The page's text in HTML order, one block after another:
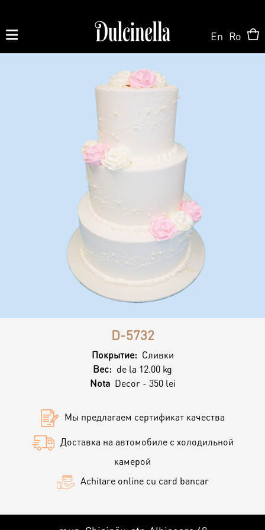
Produse la comandă:
062 10 02 11|060 02 58 58
На Заказ
На Заказ
Торт на заказ
Персонализированный Десерт
Кэнди Бар
Магазин ONLINE
Кондитерская
Торты
Пирожные
Макарон
Круассаны и маффины
О нас
Контакты
En Ro
D-5732
Покрытие: Сливки
Вес: de la 12.00 kg
Nota Decor - 350 lei
Мы предлагаем сертификат качества
Доставка на автомобиле с холодильной
камерой
Achitare online cu card bancar